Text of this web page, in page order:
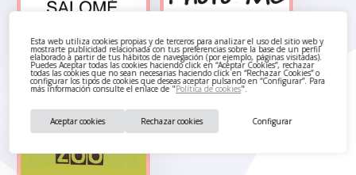
Esta web utiliza cookies propias y de terceros para analizar el uso del sitio web y
mostrarte publicidad relacionada con tus preferencias sobre la base de un perfil
elaborado a partir de tus hábitos de navegación (por ejemplo, páginas visitadas).
Puedes Aceptar todas las cookies haciendo click en “Aceptar Cookies”, rechazar
todas las cookies que no sean necesarias haciendo click en “Rechazar Cookies” o
configurar los tipos de cookies que deseas aceptar pulsando en “Configurar”. Para
más información consulte el enlace de "Política de cookies".
Configurar
Rechazar cookies
Aceptar cookies
Peluquería
Salomé
Photo Me –
Fotomatón